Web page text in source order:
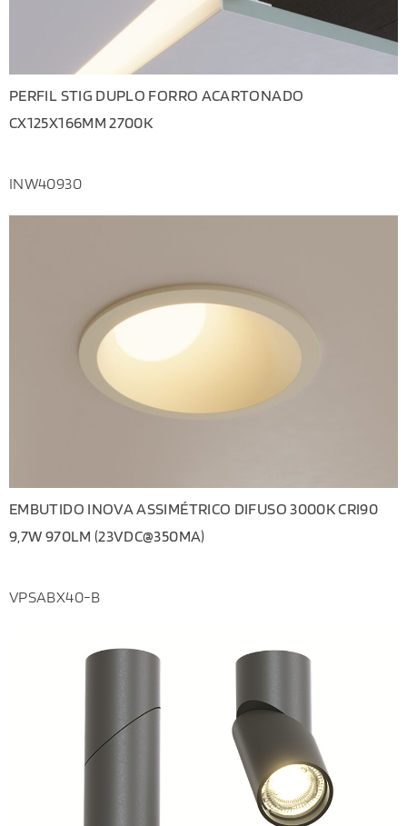
PERFIL STIG DUPLO FORRO ACARTONADO
CX125X166MM 2700K
INW40930
EMBUTIDO INOVA ASSIMÉTRICO DIFUSO 3000K CRI90
9,7W 970LM (23VDC@350MA)
VPSABX40-B